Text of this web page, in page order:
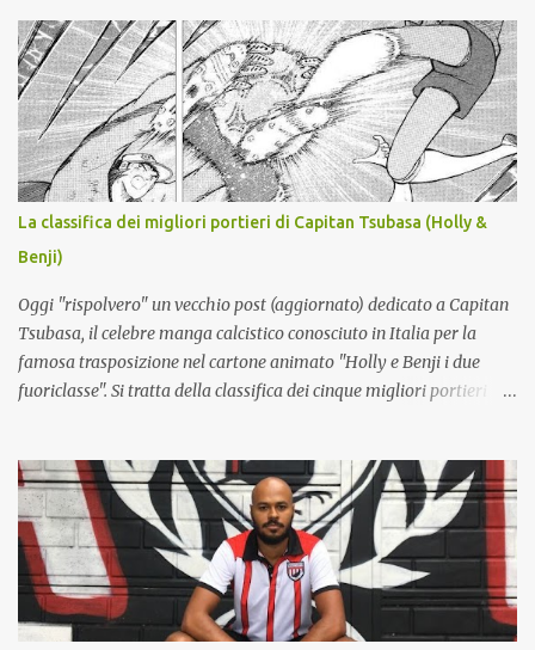
giocatori formati localmente: Bastoni, Barella, PROVEDEL. Lista
giocatori formati nel vivaio dell'Inter: Di Gennaro, Dimarco,
Esposito, Stankovic. Lista A: totale 25 giocatori (Mosconi lista B).
NAPOLI (4-3-3): Meret - X, Rrahmani, X (lista B), Spinazzola -
Anguissa, Lobotka, McTominay - Neres, Hojlund, Alisson. A disp.:
X (secondo portiere), Contini; Di Lorenzo, Beukema, Buongiorno,
MARIANUCCI*, RAFA MARIN, Olivera; Gilmour, De Bruyne,
Vergara; Politano, Lukaku, ZEBALLOS?. All.: ALLEGRI (nuovo).
*Lista B serie A Giocatori partenti: Milinkovic-Savic, Obaretin,
Mazzocchi, Cajuste, Folorunsho, Lindstrom...
La classifica dei migliori portieri di Capitan Tsubasa (Holly &
Benji)
Oggi "rispolvero" un vecchio post (aggiornato) dedicato a Capitan
Tsubasa, il celebre manga calcistico conosciuto in Italia per la
famosa trasposizione nel cartone animato "Holly e Benji i due
fuoriclasse". Si tratta della classifica dei cinque migliori portieri
storico portiere messicano Jorge Campos , famoso per le
variopinte divise sfoggiate tra i pali (che lui stesso disegnava) e per
il doppio ruolo che ricopriva. Giocò infatti diverse partite nel ruolo
di attaccante, segnando in carriera 38 reti. Espadas condivide
queste caratteristiche: con la differenza che, pure da portiere,
Espadas non disdegna incursioni offensive. Dà del filo da torcere al